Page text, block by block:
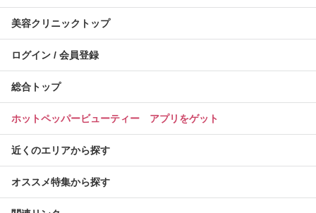
美容クリニックトップ
ログイン / 会員登録
総合トップ
ホットペッパービューティー アプリをゲット
近くのエリアから探す
オススメ特集から探す